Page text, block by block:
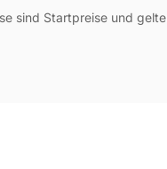
sind Startpreise und